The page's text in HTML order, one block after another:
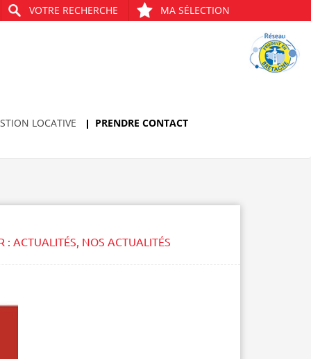
VOTRE RECHERCHE MA SÉLECTION
LOCATIVE PRENDRE CONTACT
: ACTUALITÉS, NOS ACTUALITÉS